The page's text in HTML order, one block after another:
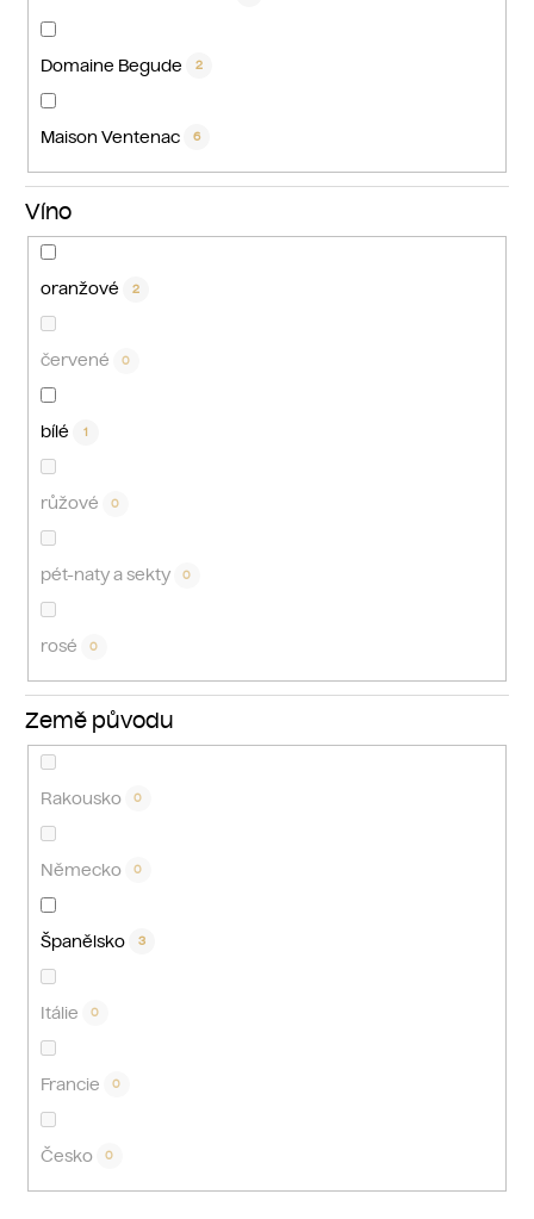
Domaine Begude 2
Maison Ventenac 6
Víno
oranžové 2
červené 0
bílé 1
růžové 0
pét-naty a sekty 0
rosé 0
Země původu
Rakousko 0
Německo 0
Španělsko 3
Itálie 0
Francie 0
Česko 0